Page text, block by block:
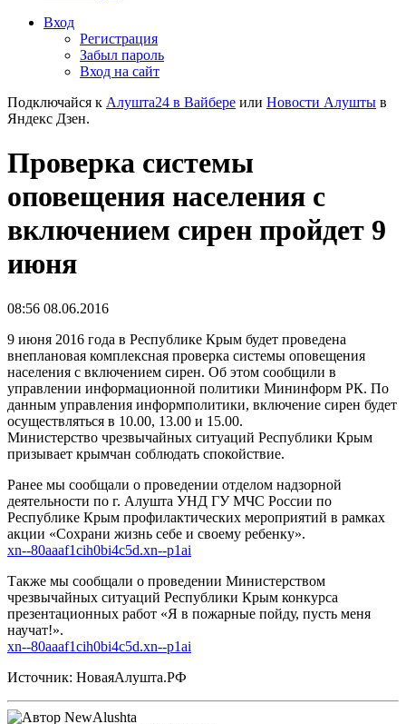
Вход
Регистрация
Забыл пароль
Вход на сайт
Подключайся к Алушта24 в Вайбере или Новости Алушты в
Яндекс Дзен.
Проверка системы
оповещения населения с
включением сирен пройдет 9
июня
08:56 08.06.2016
9 июня 2016 года в Республике Крым будет проведена
внеплановая комплексная проверка системы оповещения
населения с включением сирен. Об этом сообщили в
управлении информационной политики Мининформ РК. По
данным управления информполитики, включение сирен будет
осуществляться в 10.00, 13.00 и 15.00.
Министерство чрезвычайных ситуаций Республики Крым
призывает крымчан соблюдать спокойствие.
Ранее мы сообщали о проведении отделом надзорной
деятельности по г. Алушта УНД ГУ МЧС России по
Республике Крым профилактических мероприятий в рамках
акции «Сохрани жизнь себе и своему ребенку».
xn--80aaaf1cih0bi4c5d.xn--p1ai
Также мы сообщали о проведении Министерством
чрезвычайных ситуаций Республики Крым конкурса
презентационных работ «Я в пожарные пойду, пусть меня
научат!».
xn--80aaaf1cih0bi4c5d.xn--p1ai
Источник: НоваяАлушта.РФ